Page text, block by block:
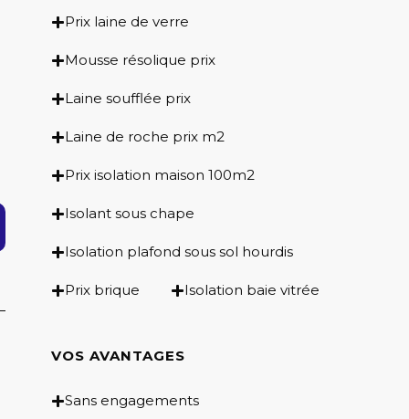
Prix laine de verre
Mousse résolique prix
Laine soufflée prix
Laine de roche prix m2
Prix isolation maison 100m2
Isolant sous chape
Isolation plafond sous sol hourdis
Prix brique Isolation baie vitrée
VOS AVANTAGES
Sans engagements